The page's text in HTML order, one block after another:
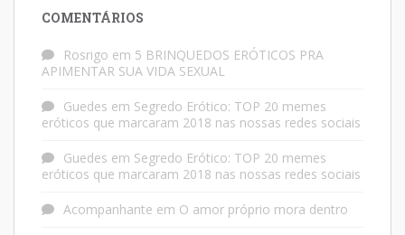
COMENTÁRIOS
Rosrigo em 5 BRINQUEDOS ERÓTICOS PRA
APIMENTAR SUA VIDA SEXUAL
Guedes em Segredo Erótico: TOP 20 memes
eróticos que marcaram 2018 nas nossas redes sociais
Guedes em Segredo Erótico: TOP 20 memes
eróticos que marcaram 2018 nas nossas redes sociais
Acompanhante em O amor próprio mora dentro